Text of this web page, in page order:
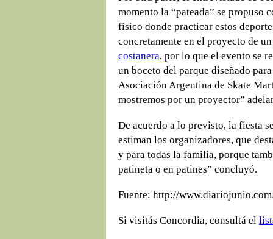
momento la “pateada” se propuso
físico donde practicar estos
concretamente en el proyecto de
costanera, por lo que el evento se
un boceto del parque diseñado
Asociación Argentina de Skate
mostremos por un proyector”
De acuerdo a lo previsto, la fiesta
estiman los organizadores, que
y para todas la familia, porque
patineta o en patines” concluyó.
Fuente: http://
Si visitás Concordia, consultá el